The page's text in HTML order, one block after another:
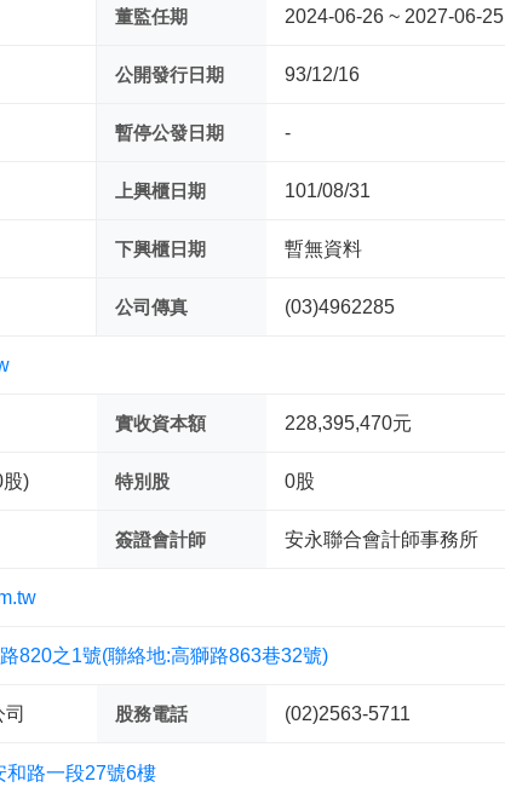
董監任期 2024-06-26 ~ 2027-06-25
公開發行日期 93/12/16
暫停公發日期 -
上興櫃日期 101/08/31
下興櫃日期 暫無資料
公司傳真 (03)4962285
實收資本額 228,395,470元
) 特別股 0股
簽證會計師 安永聯合會計師事務所
820之1號(聯絡地:高獅路863巷32號)
股務電話 (02)2563-5711
和路一段27號6樓